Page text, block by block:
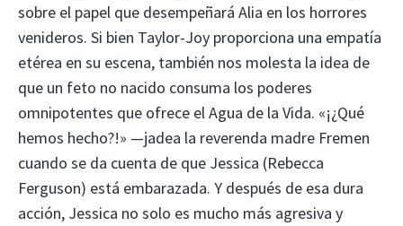
sobre el papel que desempeñará Alia en los horrores
venideros. Si bien Taylor-Joy proporciona una empatía
etérea en su escena, también nos molesta la idea de
que un feto no nacido consuma los poderes
omnipotentes que ofrece el Agua de la Vida. «¡¿Qué
hemos hecho?!» —jadea la reverenda madre Fremen
cuando se da cuenta de que Jessica (Rebecca
Ferguson) está embarazada. Y después de esa dura
acción, Jessica no solo es mucho más agresiva y